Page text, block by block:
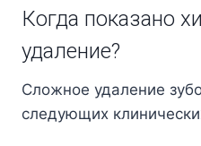
Когда показано
удаление?
Сложное удаление
следующих